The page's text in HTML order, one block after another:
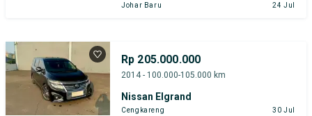
Johar Baru 24 Jul
Rp 205.000.000
2014 - 100.000-105.000 km
Nissan Elgrand
Cengkareng 30 Jul